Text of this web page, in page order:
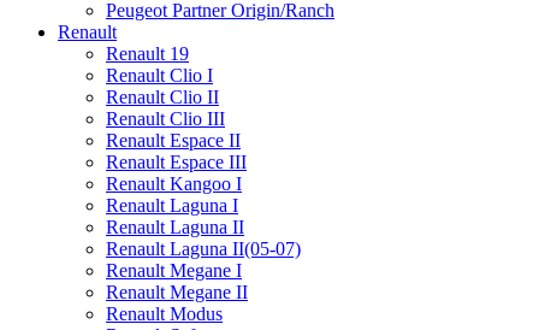
Peugeot Partner Origin/Ranch
Renault
Renault 19
Renault Clio I
Renault Clio II
Renault Clio III
Renault Espace II
Renault Espace III
Renault Kangoo I
Renault Laguna I
Renault Laguna II
Renault Laguna II(05-07)
Renault Megane I
Renault Megane II
Renault Modus